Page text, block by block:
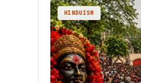
HINDUISM